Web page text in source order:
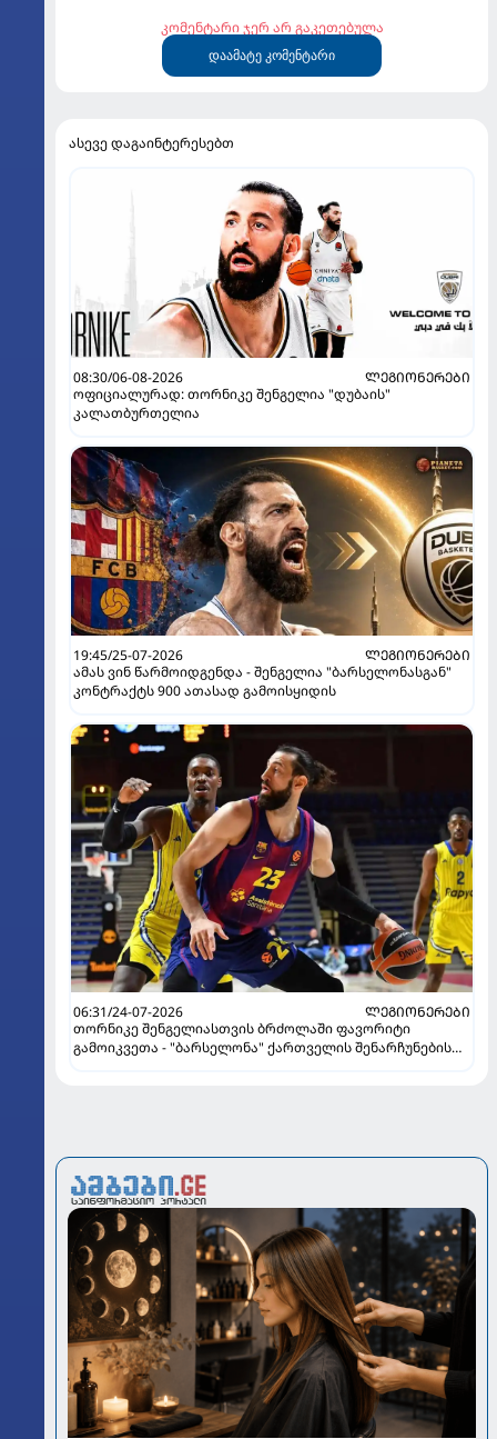
კომენტარი ჯერ არ გაკეთებულა
დაამატე კომენტარი
ასევე დაგაინტერესებთ
08:30/06-08-2026
ᲚᲔᲒᲘᲝᲜᲔᲠᲔᲑᲘ
ოფიციალურად: თორნიკე შენგელია "დუბაის"
კალათბურთელია
19:45/25-07-2026
ᲚᲔᲒᲘᲝᲜᲔᲠᲔᲑᲘ
ამას ვინ წარმოიდგენდა - შენგელია "ბარსელონასგან"
კონტრაქტს 900 ათასად გამოისყიდის
06:31/24-07-2026
ᲚᲔᲒᲘᲝᲜᲔᲠᲔᲑᲘ
თორნიკე შენგელიასთვის ბრძოლაში ფავორიტი
გამოიკვეთა - "ბარსელონა" ქართველის შენარჩუნების